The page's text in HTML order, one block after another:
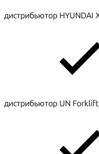
дистрибьютор HYUNDAI
дистрибьютор UN